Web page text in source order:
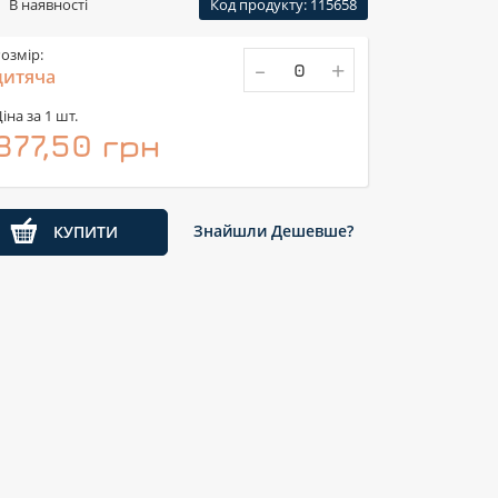
В наявності Код продукту: 115658
за 1 шт.
грн
- +
КУПИТИ Знайшли Дешевше?